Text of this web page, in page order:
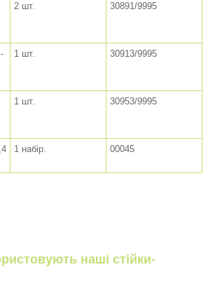
2 шт. 30891/9995
1 шт. 30913/9995
1 шт. 30953/9995
1 набір. 00045
наші стійки-